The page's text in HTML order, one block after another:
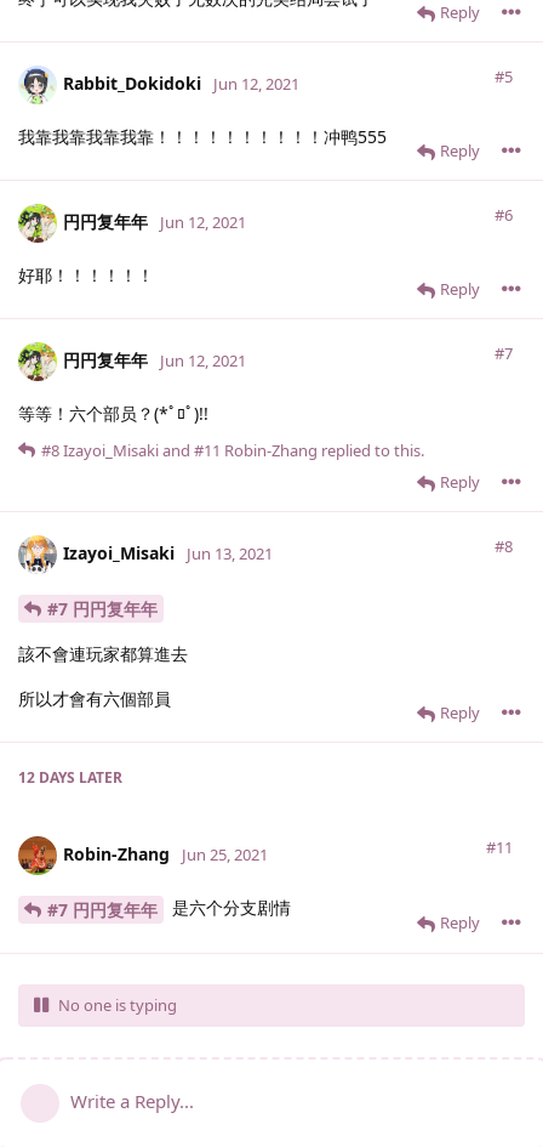
Reply
Rabbit_Dokidoki #5
Jun 12, 2021
我靠我靠我靠我靠！！！！！！！！！！冲鸭555
Reply
円円复年年 #6
Jun 12, 2021
好耶！！！！！！
Reply
円円复年年 #7
Jun 12, 2021
等等！六个部员？(*ﾟﾛﾟ)!!
Reply
#8Izayoi_Misakiand #11 Robin-Zhang replied to this.
Izayoi_Misaki #8
Jun 13, 2021
#7 円円复年年
該不會連玩家都算進去
所以才會有六個部員
Reply
12 DAYS LATER
Robin-Zhang #11
Jun 25, 2021
#7 円円复年年 是六个分支剧情
Reply
No one is typing
Write a Reply...